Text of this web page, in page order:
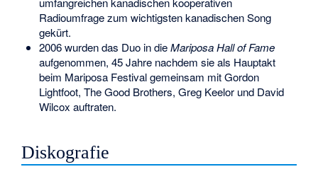
Radioumfrage zum wichtigsten kanadischen Song
gekürt.
2006 wurden das Duo in dieMariposa Hall of Fame
aufgenommen, 45 Jahre nachdem sie als Hauptakt
beim Mariposa Festival gemeinsam mit Gordon
Lightfoot, The Good Brothers, Greg Keelor und David
Wilcox auftraten.
Diskografie